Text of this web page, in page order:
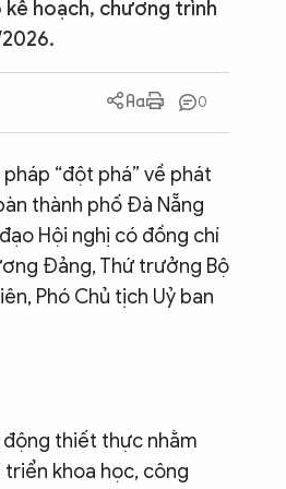
kế hoạch, chương trình
0
“đột phá” về phát
thành phố Đà Nẵng
Hội nghị có đồng chí
Đảng, Thứ trưởng Bộ
Phó Chủ tịch Uỷ ban
động thiết thực nhằm
khoa học, công